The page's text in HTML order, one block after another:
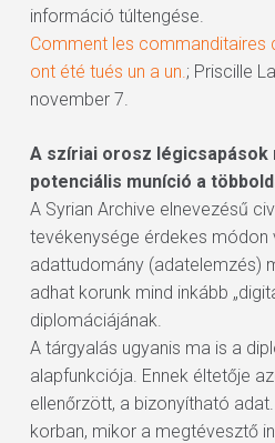
információ túltengése.
Comment les commanditaires
ont été tués un a un.; Priscille
november 7.
A szíriai orosz légicsapások
potenciális muníció a
A Syrian Archive elnevezésű
tevékenysége érdekes módon
adattudomány (adatelemzés)
adhat korunk mind inkább
diplomáciájának.
A tárgyalás ugyanis ma is a
alapfunkciója. Ennek éltetője
ellenőrzött, a bizonyítható
korban, mikor a megtévesztő